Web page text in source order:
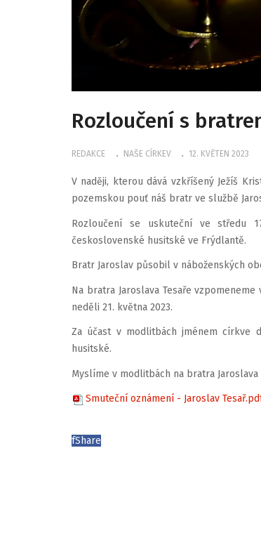
Rozloučení s
REDAKCE NAŠE CÍRKEV 12. KVĚTEN 2023
V naději, kterou dává vzkříšený Ježíš
pozemskou pouť náš bratr ve službě
Rozloučení se uskuteční ve středu
československé husitské ve Frýdlantě.
Bratr Jaroslav působil v náboženských
Na bratra Jaroslava Tesaře
neděli 21. května 2023.
Za účast v modlitbách jménem církve
husitské.
Myslíme v modlitbách na bratra Jaroslava
Smuteční oznámení - Jaroslav
fShare